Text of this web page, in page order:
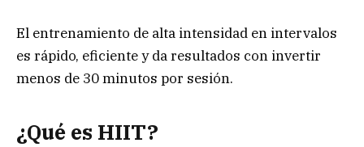
El entrenamiento de alta intensidad en intervalos
es rápido, eficiente y da resultados con invertir
menos de 30 minutos por sesión.
¿Qué es HIIT?